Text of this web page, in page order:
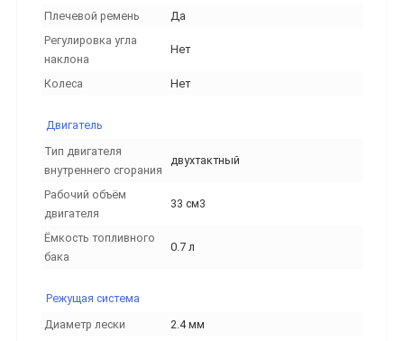
Плечевой ремень
Да
Регулировка угла
наклона
Нет
Колеса Нет
Двигатель
Тип двигателя
внутреннего сгорания
двухтактный
Рабочий объём
двигателя
33 см3
Ёмкость топливного
бака
0.7 л
Режущая система
Диаметр лески
2.4 мм